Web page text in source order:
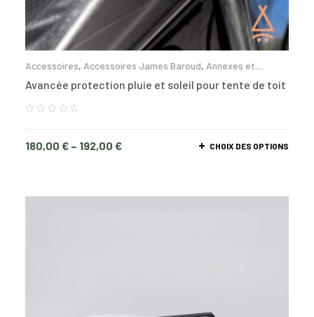
Accessoires, Accessoires James Baroud, Annexes et
Avancée protection pluie et soleil pour tente de toit
180,00 € – 192,00 € CHOIX DES OPTIONS